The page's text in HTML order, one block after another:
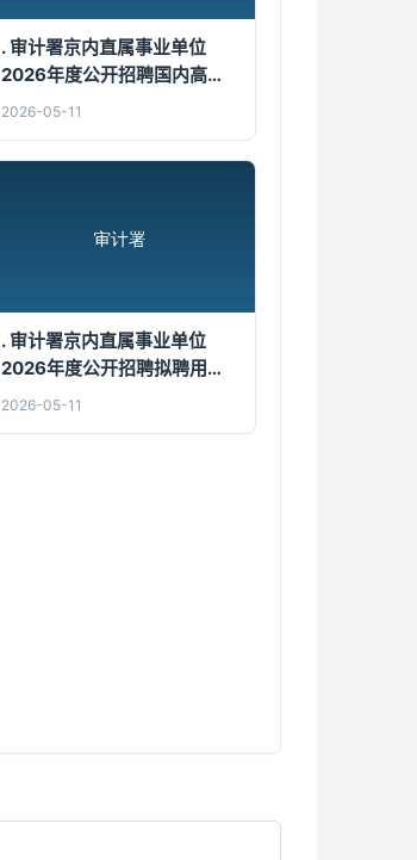
. 审计署京内直属事业单位
2026年度公开招聘国内高校
应届毕业生公告 [11-28]
2026-05-11
. 审计署京内直属事业单位
2026年度公开招聘拟聘用人
员公示 [03-18]
2026-05-11